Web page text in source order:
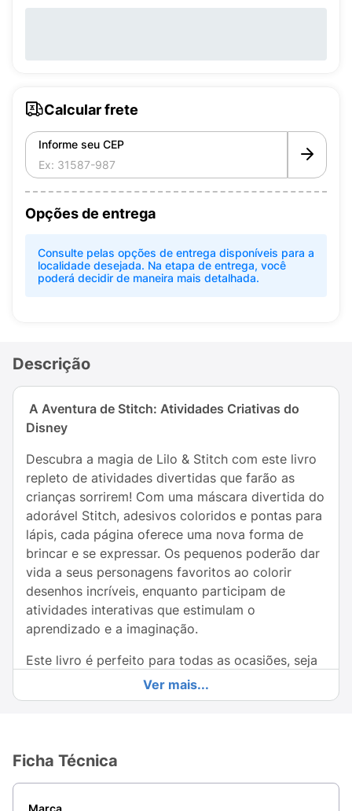
Calcular frete
Informe seu CEP
Opções de entrega
Consulte pelas opções de entrega disponíveis para a
localidade desejada. Na etapa de entrega, você
poderá decidir de maneira mais detalhada.
Descrição
A Aventura de Stitch: Atividades Criativas do
Disney
Descubra a magia de Lilo & Stitch com este livro
repleto de atividades divertidas que farão as
crianças sorrirem! Com uma máscara divertida do
adorável Stitch, adesivos coloridos e pontas para
lápis, cada página oferece uma nova forma de
brincar e se expressar. Os pequenos poderão dar
vida a seus personagens favoritos ao colorir
desenhos incríveis, enquanto participam de
atividades interativas que estimulam o
aprendizado e a imaginação.
Este livro é perfeito para todas as ocasiões, seja
uma festa de aniversário, um presente especial ou
uma tarde tranquila em casa. Ele não só promete
aventurar com Stitch e transformar momentos
Ver mais...
Ficha Técnica
Marca